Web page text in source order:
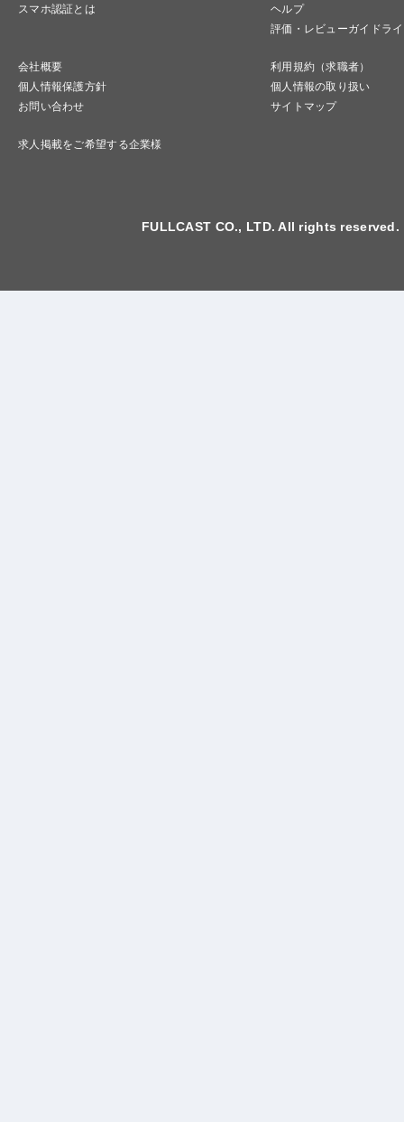
スマホ認証とは
ヘルプ
評価・レビューガイドラ
会社概要
利用規約（求職者）
個人情報保護方針
個人情報の取り扱い
お問い合わせ
サイトマップ
求人掲載をご希望する企業様
FULLCAST CO., LTD. All rights reserved.